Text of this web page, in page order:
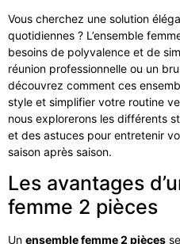
Vous cherchez une solution
quotidiennes ? L’ensemble
besoins de polyvalence et de
réunion professionnelle ou un
découvrez comment ces
style et simplifier votre routine
nous explorerons les différents
et des astuces pour entretenir
saison après saison.
Les avantages
femme 2 pièces
Un ensemble femme 2 pièces